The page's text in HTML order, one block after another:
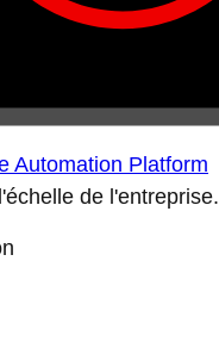
Automation Platform
de l'entreprise.